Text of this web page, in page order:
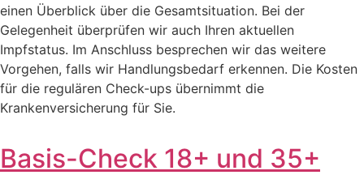
einen Überblick über die Gesamtsituation. Bei der
Gelegenheit überprüfen wir auch Ihren aktuellen
Impfstatus. Im Anschluss besprechen wir das weitere
Vorgehen, falls wir Handlungsbedarf erkennen. Die Kosten
für die regulären Check-ups übernimmt die
Krankenversicherung für Sie.
Basis-Check 18+ und 35+